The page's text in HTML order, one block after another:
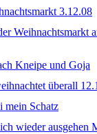
3.12.08
Weihnachtsmarkt
Kneipe und Goja
überall
mein Schatz
wieder ausgehen